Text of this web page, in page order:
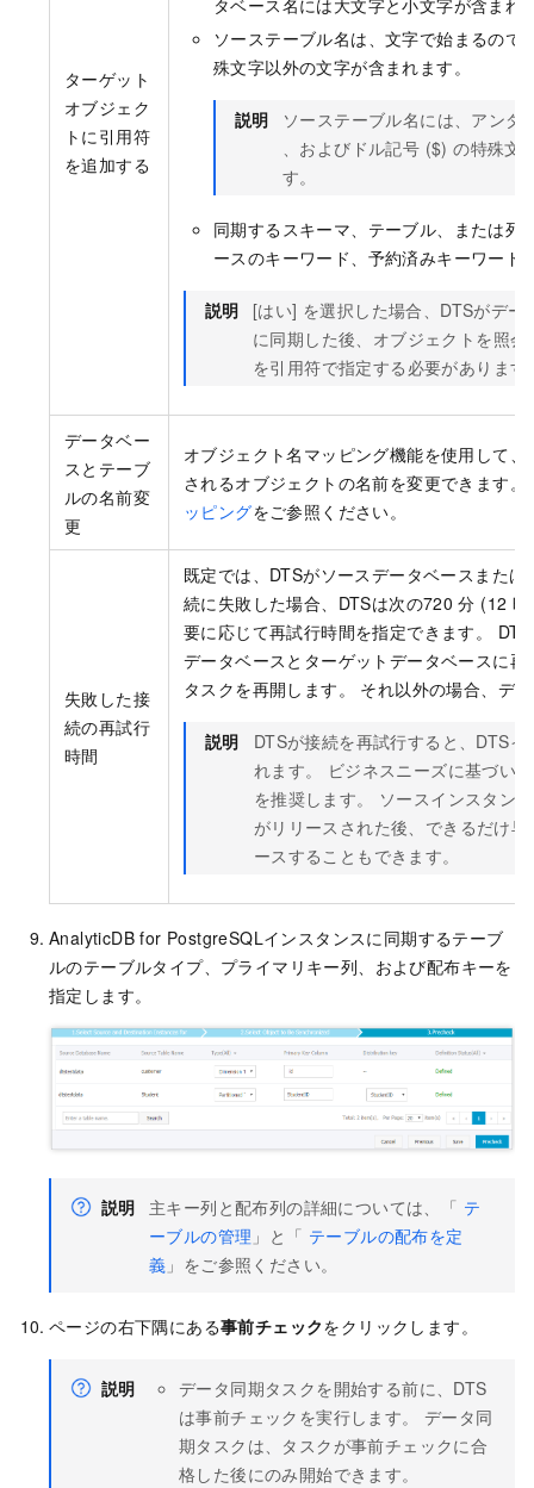
ターゲット
オブジェク
トに引用符
を追加する
タベース名には大文字と小文字が含まれ
ソーステーブル名は、文字で始まるので
殊文字以外の文字が含まれます。
説明
ソーステーブル名には、アン
、およびドル記号 ($) の特殊文
す。
同期するスキーマ、テーブル、または列
ースのキーワード、予約済みキーワード
説明
[はい] を選択した場合、DTSがデ
に同期した後、オブジェクトを照
を引用符で指定する必要があります
データベー
スとテーブ
ルの名前変
更
オブジェクト名マッピング機能を使用して
されるオブジェクトの名前を変更できます。
ッピングをご参照ください。
失敗した接
続の再試行
時間
既定では、DTSがソースデータベースまた
続に失敗した場合、DTSは次の720 分 (12 時
要に応じて再試行時間を指定できます。
データベースとターゲットデータベースに
タスクを再開します。 それ以外の場合、デ
説明
DTSが接続を再試行すると、DTS
れます。 ビジネスニーズに基づい
を推奨します。 ソースインスタン
がリリースされた後、できるだけ
ースすることもできます。
AnalyticDB for PostgreSQLインスタンスに同期するテーブ
ルのテーブルタイプ、プライマリキー列、および配布キーを
指定します。
説明 主キー列と配布列の詳細については、「 テ
ーブルの管理 」と「 テーブルの配布を定
義 」をご参照ください。
ページの右下隅にある事前チェックをクリックします。
説明
データ同期タスクを開始する前に、DTS
は事前チェックを実行します。 データ同
期タスクは、タスクが事前チェックに合
格した後にのみ開始できます。